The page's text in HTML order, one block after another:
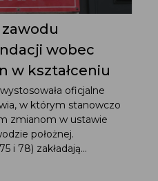
wobec
w kształceniu
oficjalne
w którym stanowczo
zmianom w ustawie
położnej.
i 78) zakładają...